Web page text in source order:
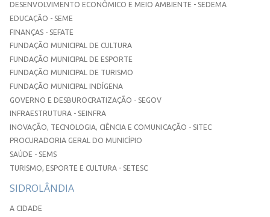
DESENVOLVIMENTO ECONÔMICO E MEIO AMBIENTE - SEDEMA
EDUCAÇÃO - SEME
FINANÇAS - SEFATE
FUNDAÇÃO MUNICIPAL DE CULTURA
FUNDAÇÃO MUNICIPAL DE ESPORTE
FUNDAÇÃO MUNICIPAL DE TURISMO
FUNDAÇÃO MUNICIPAL INDÍGENA
GOVERNO E DESBUROCRATIZAÇÃO - SEGOV
INFRAESTRUTURA - SEINFRA
INOVAÇÃO, TECNOLOGIA, CIÊNCIA E COMUNICAÇÃO - SITEC
PROCURADORIA GERAL DO MUNICÍPIO
SAÚDE - SEMS
TURISMO, ESPORTE E CULTURA - SETESC
SIDROLÂNDIA
A CIDADE